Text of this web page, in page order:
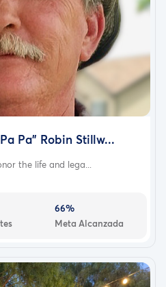
Pa" Robin Stillw...
the life and lega...
66%
Meta Alcanzada